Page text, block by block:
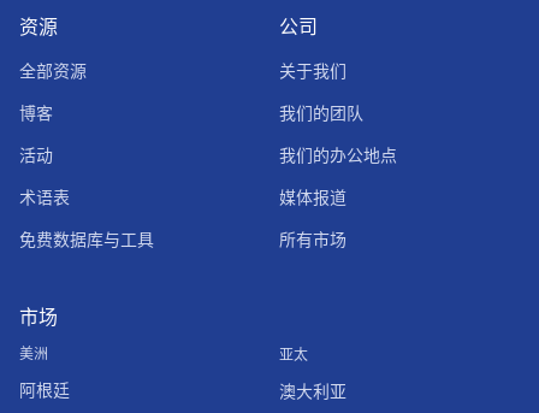
资源
全部资源
博客
活动
术语表
免费数据库与工具
公司
关于我们
我们的团队
我们的办公地点
媒体报道
所有市场
市场
美洲
阿根廷
亚太
澳大利亚